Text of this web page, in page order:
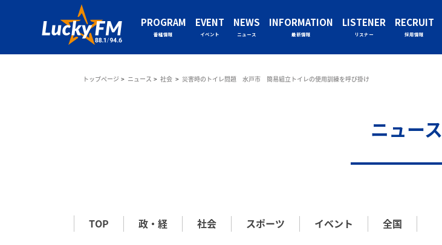
PROGRAM
番組情報
EVENT
イベント
NEWS
ニュース
INFORMATION
最新情報
LISTENER
リスナー
RECRUIT
採用情報
トップページ ニュース 社会 災害時のトイレ問題 水戸市 簡易組立トイレの使用訓練を呼び掛け
ニュース
TOP 政・経 社会 スポーツ イベント 全国